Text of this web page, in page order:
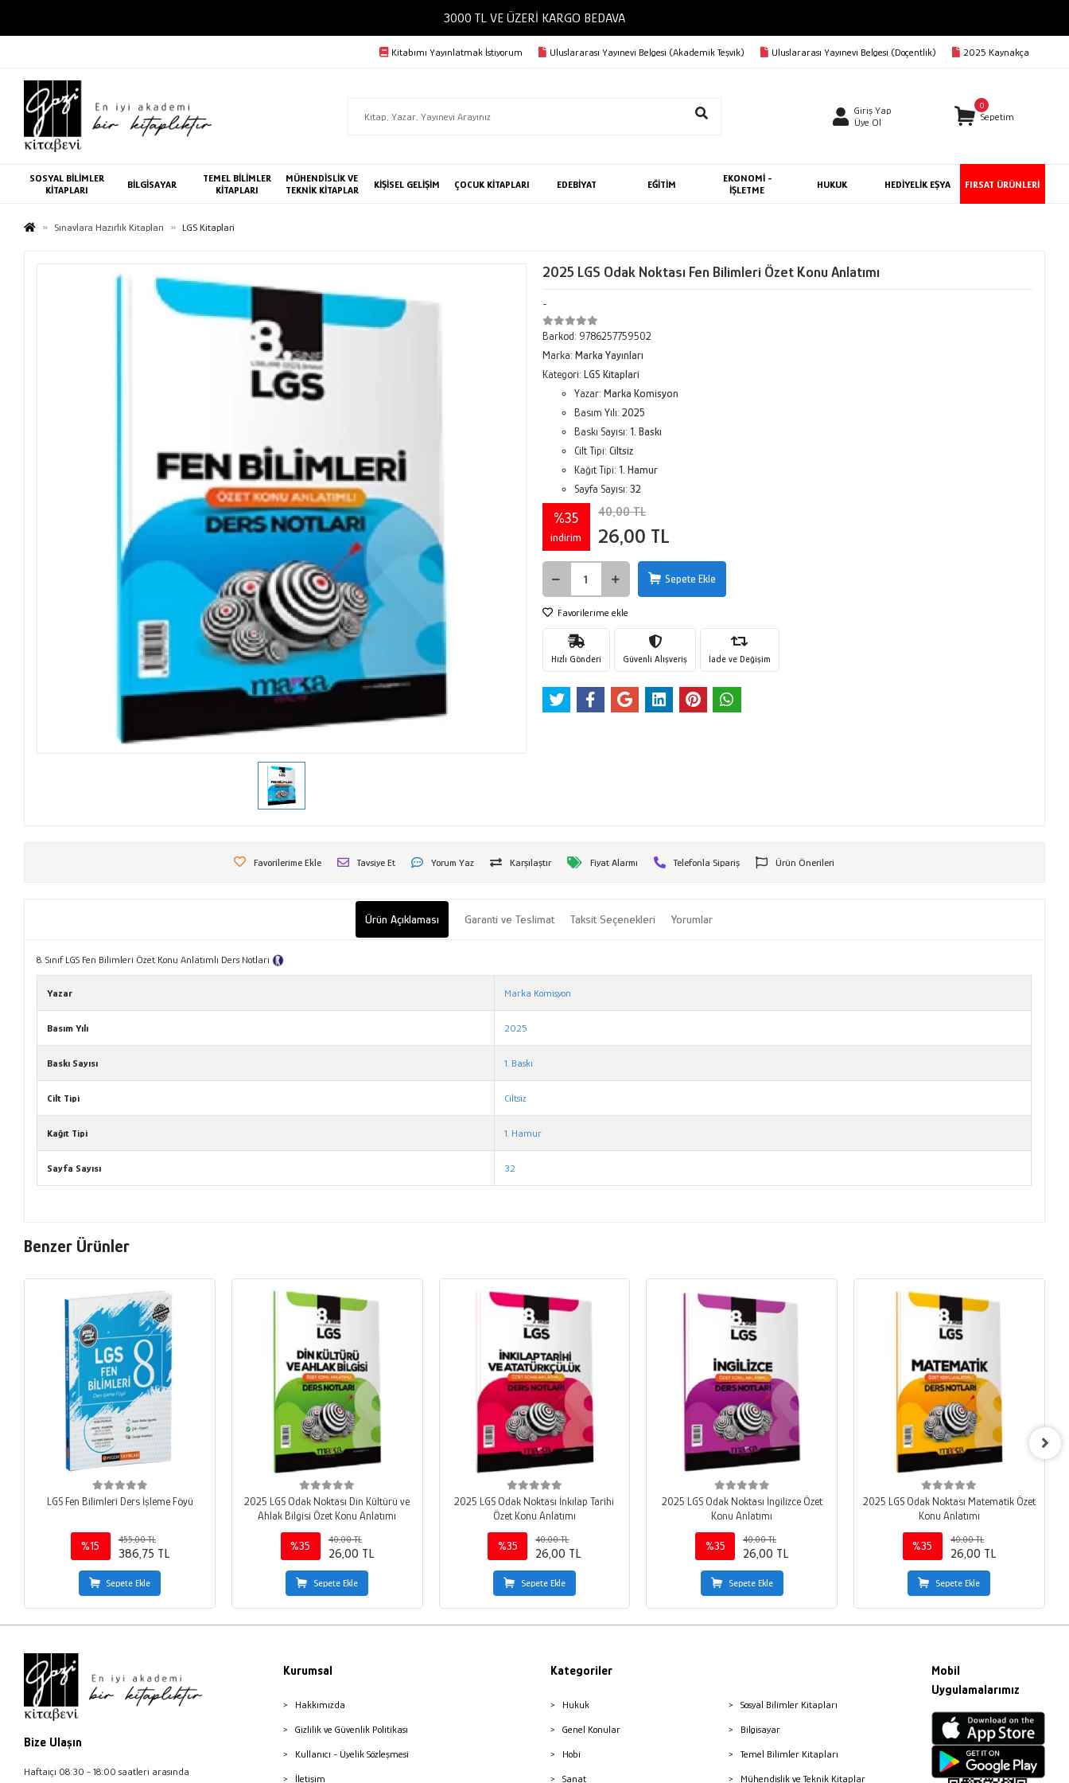
Kitabımı Yayınlatmak İstiyorum Uluslararası Yayınevi Belgesi (Akademik Teşvik) Uluslararası Yayınevi Belgesi (Doçentlik) 2025 Kaynakça
Giriş Yap
Üye Ol
0
Sepetim
SOSYAL BİLİMLER
KİTAPLARI
BİLGİSAYAR
TEMEL BİLİMLER
KİTAPLARI
MÜHENDİSLİK VE
TEKNİK KİTAPLAR
KİŞİSEL GELİŞİM ÇOCUK KİTAPLARI EDEBİYAT EĞİTİM
EKONOMİ -
İŞLETME
HUKUK HEDİYELİK EŞYA FIRSAT ÜRÜNLERİ
Sınavlara Hazırlık Kitapları LGS Kitaplari
2025 LGS Odak Noktası Fen Bilimleri Özet Konu Anlatımı
-
Barkod: 9786257759502
Marka: Marka Yayınları
Kategori: LGS Kitaplari
Yazar: Marka Komisyon
Basım Yılı: 2025
Baskı Sayısı: 1. Baskı
Cilt Tipi: Ciltsiz
Kağıt Tipi: 1. Hamur
Sayfa Sayısı: 32
%35
indirim
40,00 TL
26,00 TL
Sepete Ekle
Favorilerime ekle
Hızlı Gönderi Güvenli Alışveriş İade ve Değişim
Favorilerime Ekle Tavsiye Et Yorum Yaz Karşılaştır Fiyat Alarmı Telefonla Sipariş Ürün Önerileri
Ürün Açıklaması Garanti ve Teslimat Taksit Seçenekleri Yorumlar
8. Sınıf LGS Fen Bilimleri Özet Konu Anlatımlı Ders Notları
Yazar Marka Komisyon
Basım Yılı 2025
Baskı Sayısı 1. Baskı
Cilt Tipi Ciltsiz
Kağıt Tipi 1. Hamur
Sayfa Sayısı 32
Benzer Ürünler
LGS Fen Bilimleri Ders İşleme Föyü
%15
455,00 TL
386,75 TL
Sepete Ekle
2025 LGS Odak Noktası Din Kültürü ve
Ahlak Bilgisi Özet Konu Anlatımı
%35
40,00 TL
26,00 TL
Sepete Ekle
2025 LGS Odak Noktası İnkılap Tarihi
Özet Konu Anlatımı
%35
40,00 TL
26,00 TL
Sepete Ekle
2025 LGS Odak Noktası İngilizce Özet
Konu Anlatımı
%35
40,00 TL
26,00 TL
Sepete Ekle
2025 LGS Odak Noktası Matematik Özet
Konu Anlatımı
%35
40,00 TL
26,00 TL
Sepete Ekle
Bize Ulaşın
Haftaiçi 08:30 - 18:00 saatleri arasında
Kurumsal
Hakkımızda
Gizlilik ve Güvenlik Politikası
Kullanıcı - Üyelik Sözleşmesi
İletişim
Kategoriler
Hukuk
Genel Konular
Hobi
Sanat
Sosyal Bilimler Kitapları
Bilgisayar
Temel Bilimler Kitapları
Mühendislik ve Teknik Kitaplar
Mobil
Uygulamalarımız